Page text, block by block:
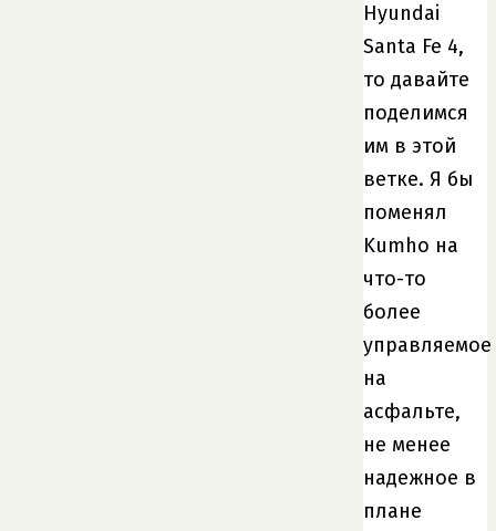
Hyundai
Santa Fe 4,
то давайте
поделимся
им в этой
ветке. Я бы
поменял
Kumho на
что-то
более
управляемое
на
асфальте,
не менее
надежное в
плане